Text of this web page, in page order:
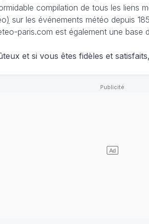
compilation de tous les
) sur les événements météo depuis
paris.com est également une
et si vous êtes fidèles et